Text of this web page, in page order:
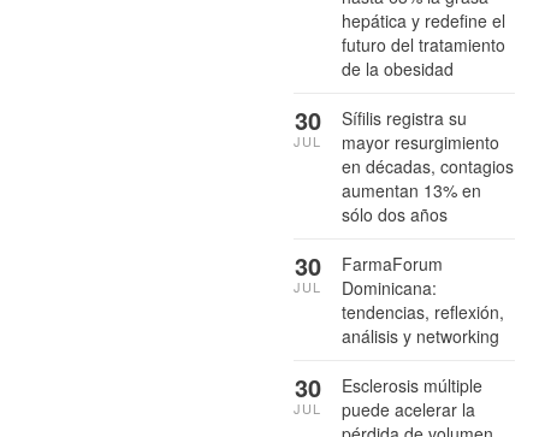
hepática y redefine el
futuro del tratamiento
de la obesidad
Sífilis registra su
mayor resurgimiento
en décadas, contagios
aumentan 13% en
sólo dos años
30
JUL
FarmaForum
Dominicana:
tendencias, reflexión,
análisis y networking
30
JUL
Esclerosis múltiple
puede acelerar la
30
JUL